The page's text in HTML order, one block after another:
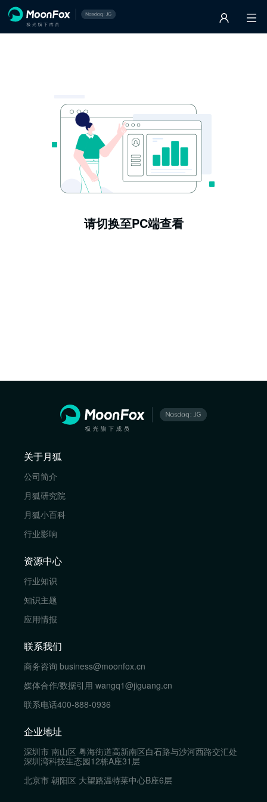
请切换至PC端查看
关于月狐
公司简介
月狐研究院
月狐小百科
行业影响
资源中心
行业知识
知识主题
应用情报
联系我们
商务咨询 business@moonfox.cn
媒体合作/数据引用 wangq1@jiguang.cn
联系电话400-888-0936
企业地址
深圳市 南山区 粤海街道高新南区白石路与沙河西路交汇处
深圳湾科技生态园12栋A座31层
北京市 朝阳区 大望路温特莱中心B座6层